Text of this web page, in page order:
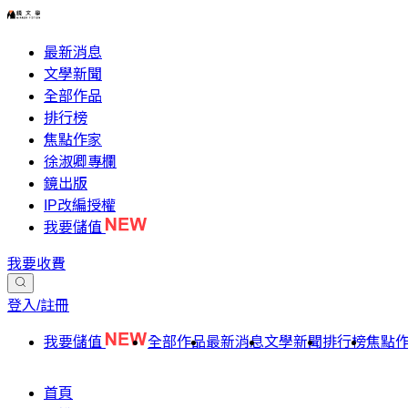
最新消息
文學新聞
全部作品
排行榜
焦點作家
徐淑卿專欄
鏡出版
IP改編授權
我要儲值
我要收費
登入/註冊
我要儲值 全部作品最新消息文學新聞排行榜焦點
首頁